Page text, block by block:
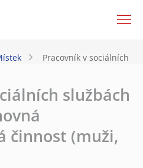
Pracovník v sociálních
službách
činnost (muži,